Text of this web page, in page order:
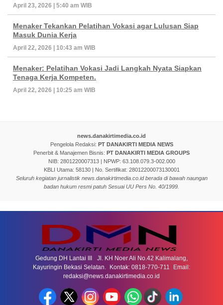
April 23, 2026 | 5:40 am WIB
Menaker Tekankan Pelatihan Vokasi agar Lulusan Siap
Masuk Dunia Kerja
April 22, 2026 | 10:43 am WIB
Menaker: Pelatihan Vokasi Jadi Langkah Nyata Siapkan
Tenaga Kerja Kompeten.
April 22, 2026 | 10:25 am WIB
news.danakirtimedia.co.id
Pengelola Redaksi: PT DANAKIRTI MEDIA NEWS
Penerbit & Manajemen Bisnis: PT DANAKIRTI MEDIA GROUPS
NIB: 2801220007313 | NPWP: 63.108.079.3-002.000
KBLI Utama: 58130 | No. Sertifikat: 28012200073130001
Seluruh kegiatan jurnalistik news.danakirtimedia.co.id berada di bawah naungan
badan hukum resmi patuh Sesuai UU Pers No. 40/1999.
Gedung DH Lantai III Jl. KH Noer Ali No.42 Kalimalang,
Kayuringin Bekasi Selatan. Kontak: 0818-770-711 Email:
redaksi@news.danakirtimedia.co.id